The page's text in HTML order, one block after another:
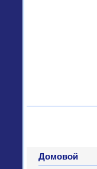
Домовой